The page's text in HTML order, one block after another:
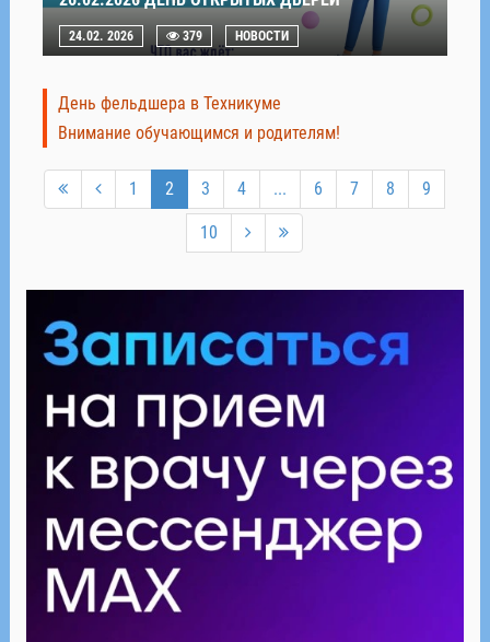
24.02. 2026 379 НОВОСТИ
День фельдшера в Техникуме
Внимание обучающимся и родителям!
1 2 3 4 ... 6 7 8 9
10